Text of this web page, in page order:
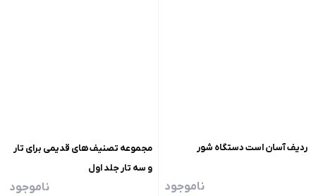
ردیف آسان است دستگاه شور
ناموجود
مجموعه تصنیف های قدیمی برای تار
و سه تار جلد اول
ناموجود